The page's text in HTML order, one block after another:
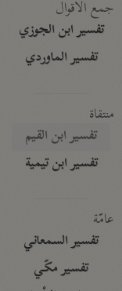
جمع الأقوال
تفسير ابن الجوزي
تفسير الماوردي
منتقاة
تفسير ابن القيم
تفسير ابن تيمية
عامّة
تفسير السمعاني
تفسير مكّي